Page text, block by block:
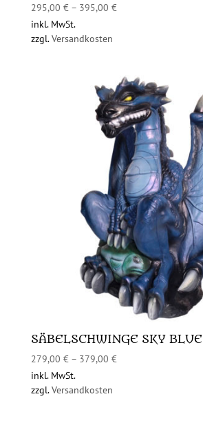
295,00 €– 395,00 €
inkl. MwSt.
zzgl.Versandkosten
SÄBELSCHWINGE SKY BLUE
279,00 €– 379,00 €
inkl. MwSt.
zzgl.Versandkosten